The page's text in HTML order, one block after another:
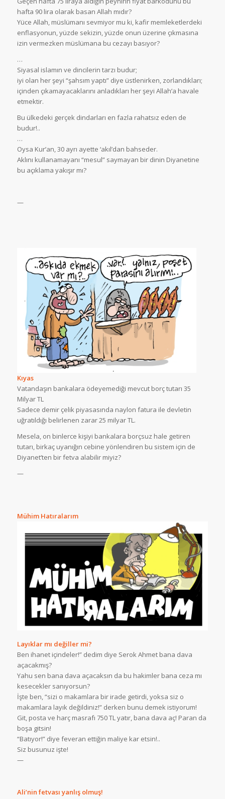
hafta 90 lira olarak basan Allah mıdır?
Yüce Allah, müslümanı sevmiyor mu ki, kafir memleketlerdeki
enflasyonun, yüzde sekizin, yüzde onun üzerine çıkmasına
izin vermezken müslümana bu cezayı basıyor?
…
Siyasal islamın ve dincilerin tarzı budur;
iyi olan her şeyi “şahsım yaptı” diye üstlenirken, zorlandıkları;
içinden çıkamayacaklarını anladıkları her şeyi Allah’a havale
etmektir.
Bu ülkedeki gerçek dindarları en fazla rahatsız eden de
budur!..
…
Oysa Kur’an, 30 ayrı ayette ‘akıl’dan bahseder.
Aklını kullanamayanı “mesul” saymayan bir dinin Diyanetine
bu açıklama yakışır mı?
—
Kıyas
Vatandaşın bankalara ödeyemediği mevcut borç tutarı 35
Milyar TL
Sadece demir çelik piyasasında naylon fatura ile devletin
uğratıldığı belirlenen zarar 25 milyar TL.
Mesela, on binlerce kişiyi bankalara borçsuz hale getiren
tutarı, birkaç uyanığın cebine yönlendiren bu sistem için de
Diyanet’ten bir fetva alabilir miyiz?
—
Mühim Hatıralarım
Layıklar mı değiller mi?
Ben ihanet içindeler!” dedim diye Serok Ahmet bana dava
açacakmış?
Yahu sen bana dava açacaksın da bu hakimler bana ceza mı
kesecekler sanıyorsun?
İşte ben, “sizi o makamlara bir irade getirdi, yoksa siz o
makamlara layık değildiniz!” derken bunu demek istiyorum!
Git, posta ve harç masrafı 750 TL yatır, bana dava aç! Paran da
boşa gitsin!
“Batıyor!” diye feveran ettiğin maliye kar etsin!..
Siz busunuz işte!
—
Ali’nin fetvası yanlış olmuş!